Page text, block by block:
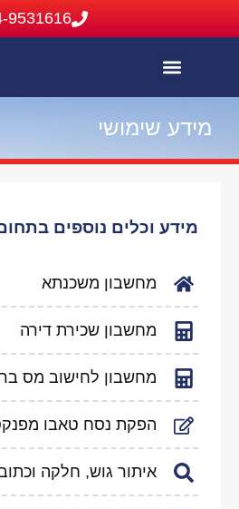
9531616
מידע שימושי
מידע וכלים נוספים
מחשבון משכנתא
מחשבון שכירת דירה
מחשבון לחישוב מס
הפקת נסח טאבו
איתור גוש, חלקה